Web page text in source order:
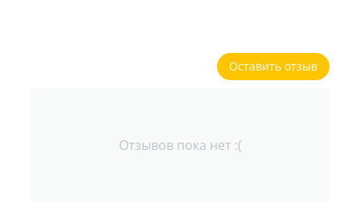
Оставить отзыв
Отзывов пока нет :(